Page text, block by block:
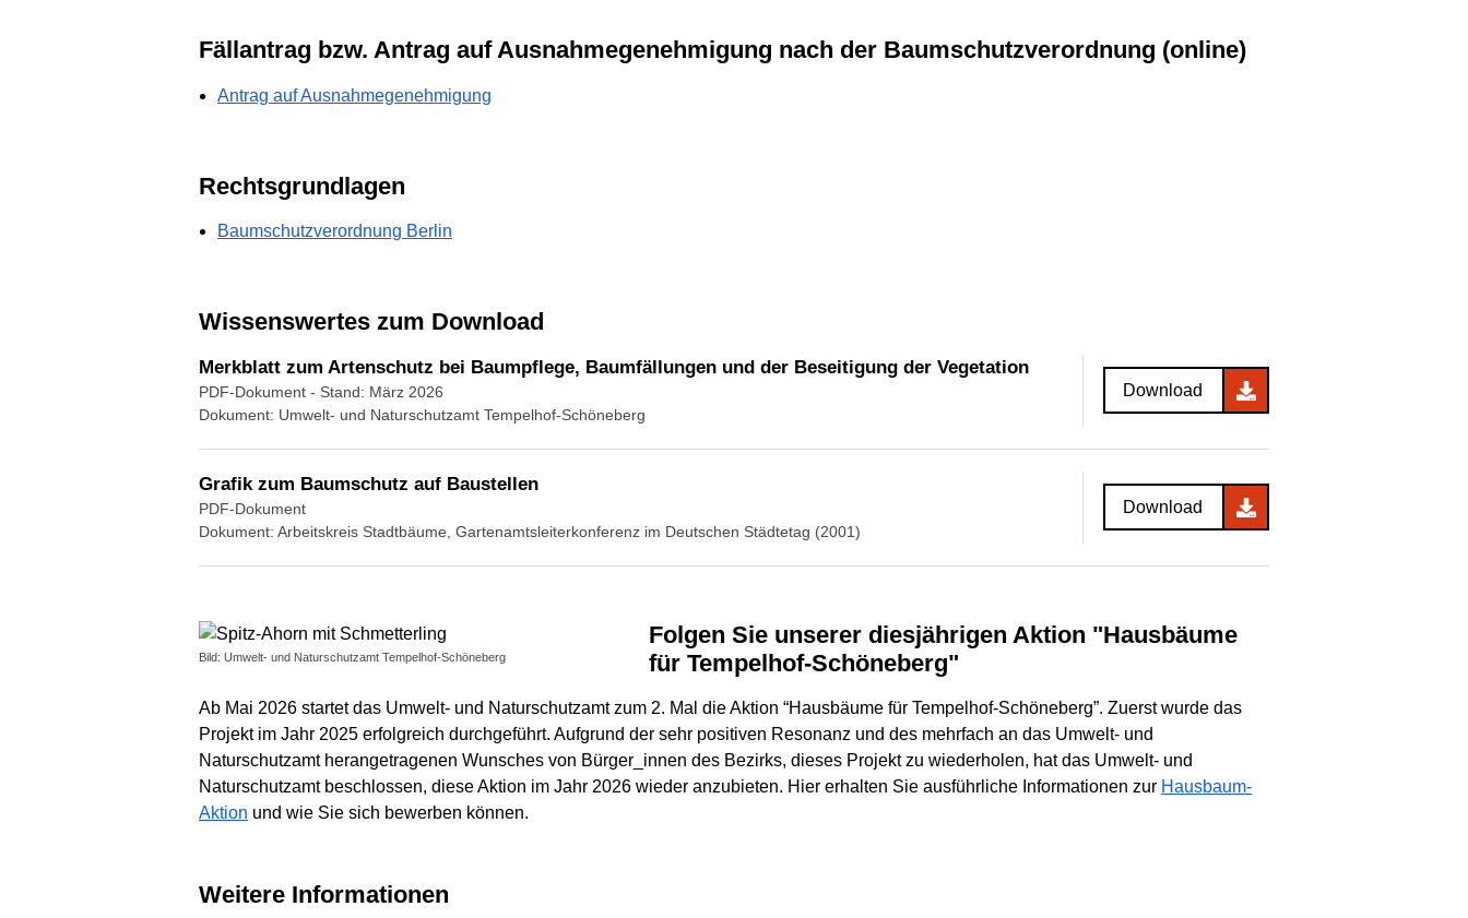
Fällantrag bzw. Antrag auf Ausnahmegenehmigung nach der Baumschutzverordnung (online)
Antrag auf Ausnahmegenehmigung
Rechtsgrundlagen
Baumschutzverordnung Berlin
Wissenswertes zum Download
Merkblatt zum Artenschutz bei Baumpflege, Baumfällungen und der Beseitigung der Vegetation
PDF-Dokument - Stand: März 2026
Dokument: Umwelt- und Naturschutzamt Tempelhof-Schöneberg
Download
Grafik zum Baumschutz auf Baustellen
PDF-Dokument
Dokument: Arbeitskreis Stadtbäume, Gartenamtsleiterkonferenz im Deutschen Städtetag (2001)
Download
Bild: Umwelt- und Naturschutzamt Tempelhof-Schöneberg
Folgen Sie unserer diesjährigen Aktion "Hausbäume
für Tempelhof-Schöneberg"
Ab Mai 2026 startet das Umwelt- und Naturschutzamt zum 2. Mal die Aktion “Hausbäume für Tempelhof-Schöneberg”. Zuerst wurde das
Projekt im Jahr 2025 erfolgreich durchgeführt. Aufgrund der sehr positiven Resonanz und des mehrfach an das Umwelt- und
Naturschutzamt herangetragenen Wunsches von Bürger_innen des Bezirks, dieses Projekt zu wiederholen, hat das Umwelt- und
Naturschutzamt beschlossen, diese Aktion im Jahr 2026 wieder anzubieten. Hier erhalten Sie ausführliche Informationen zur Hausbaum-
Aktion und wie Sie sich bewerben können.
Weitere Informationen